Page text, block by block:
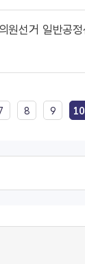
선거 일반공정선거
8 9 10